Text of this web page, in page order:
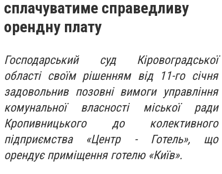
сплачуватиме справедливу
орендну плату
Господарський суд Кіровоградської
області своїм рішенням від 11-го січня
задовольнив позовні вимоги управління
комунальної власності міської ради
Кропивницького до колективного
підприємства «Центр - Готель», що
орендує приміщення готелю «Київ».